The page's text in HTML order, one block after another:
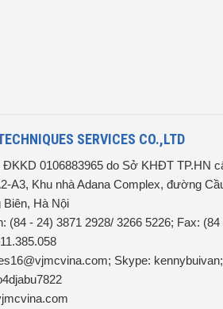
SERVICES CO.,LTD
ĐKKD 0106883965 do Sở KHĐT TP.HN
A3, Khu nhà Adana Complex, đường
Biên, Hà Nội
(84 - 24) 3871 2928/ 3266 5226; Fax:
Skype: